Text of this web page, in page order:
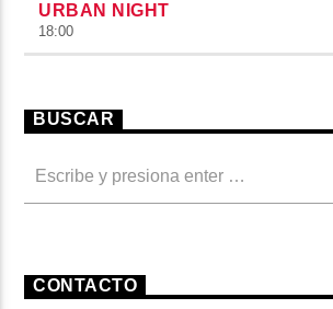
URBAN NIGHT
18:00
BUSCAR
CONTACTO